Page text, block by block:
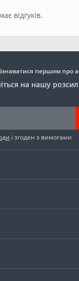
відгуків.
першим про
на нашу
і згоден з вимогами